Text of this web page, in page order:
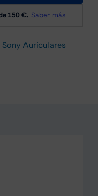
Sony Auriculares